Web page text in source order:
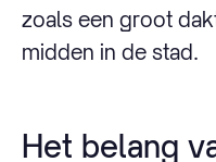
zoals een groot
midden in de stad.
Het belang